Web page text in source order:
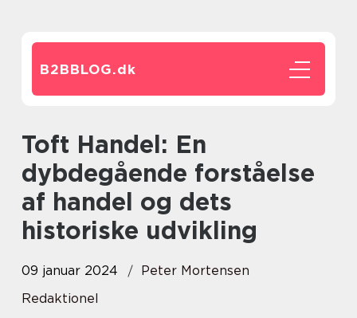
B2BBLOG.dk
Toft Handel: En
dybdegående forståelse
af handel og dets
historiske udvikling
09 januar 2024
Peter Mortensen
Redaktionel